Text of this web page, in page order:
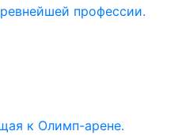
профессии.
к Олимп-арене.